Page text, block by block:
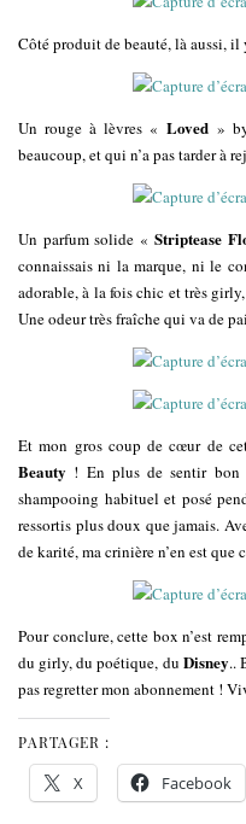
Côté produit de beauté, là aussi, il
Un rouge à lèvres « Loved »
beaucoup, et qui n’a pas tarder à
Un parfum solide «Striptease
connaissais ni la marque, ni le
adorable, à la fois chic et très
Une odeur très fraîche qui va de
Et mon gros coup de cœur de
Beauty ! En plus de sentir bon
shampooing habituel et posé
ressortis plus doux que jamais.
de karité, ma crinière n’en est que
Pour conclure, cette box n’est
du girly, du poétique, du Disney..
pas regretter mon abonnement !
PARTAGER :
X Facebook